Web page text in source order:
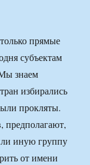
прямые
субъектам
знаем
избирались
прокляты.
предполагают,
иную группу
от имени